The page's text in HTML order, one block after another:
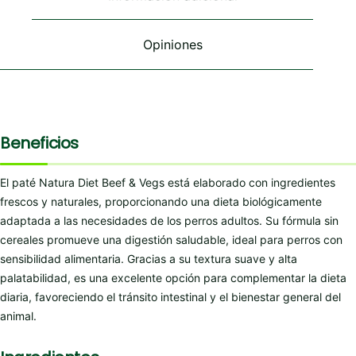
página
página
producto
página
Opiniones
Beneficios
El paté Natura Diet Beef & Vegs está elaborado con ingredientes
frescos y naturales, proporcionando una dieta biológicamente
adaptada a las necesidades de los perros adultos. Su fórmula sin
cereales promueve una digestión saludable, ideal para perros con
sensibilidad alimentaria. Gracias a su textura suave y alta
palatabilidad, es una excelente opción para complementar la dieta
diaria, favoreciendo el tránsito intestinal y el bienestar general del
animal.